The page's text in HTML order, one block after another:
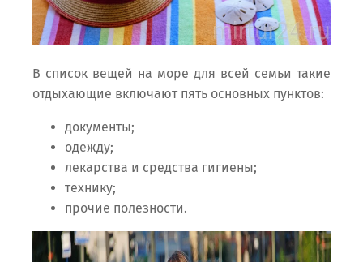
В список вещей на море для всей семьи такие
отдыхающие включают пять основных пунктов:
документы;
одежду;
лекарства и средства гигиены;
технику;
прочие полезности.